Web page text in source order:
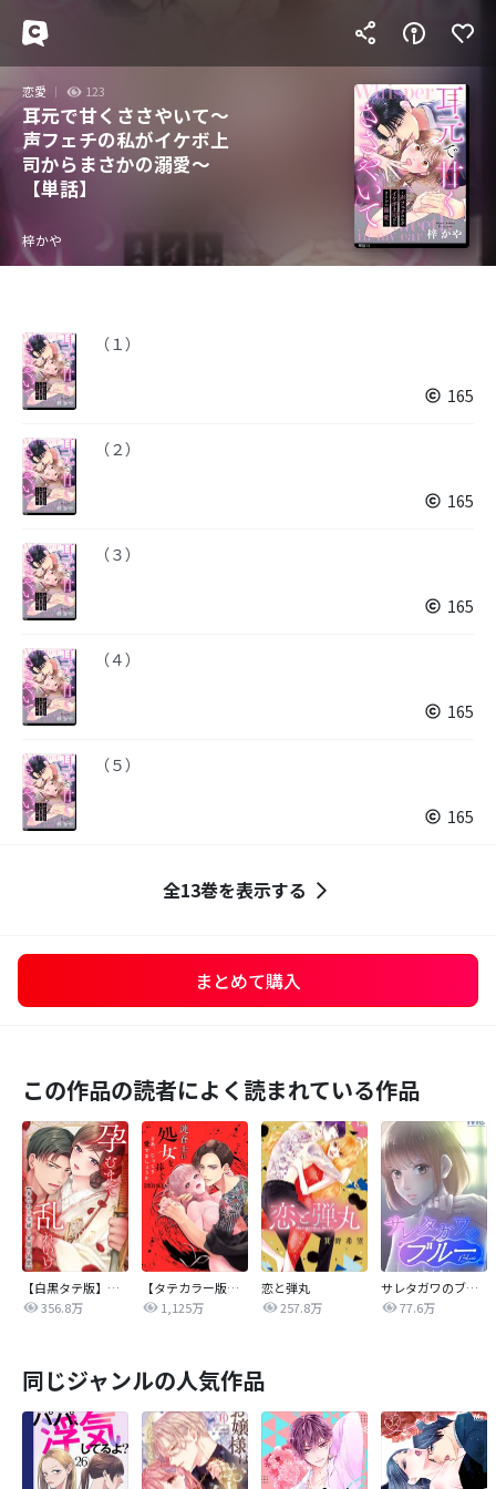
恋愛 123
耳元で甘くささやいて～
声フェチの私がイケボ上
司からまさかの溺愛～
【単話】
梓かや
（１）
165
（２）
165
（３）
165
（４）
165
（５）
165
全13巻を表示する
まとめて購入
この作品の読者によく読まれている作品
【白黒タテ版】孕むまで乱れいけ～身代わり花嫁と軍服の猛愛
356.8万
【タテカラー版】漣蒼士に処女を捧ぐ～さあ、じっくり愛でましょうか
1,125万
恋と弾丸
257.8万
サレタガワのブルー【タテヨミ】
77.6万
同じジャンルの人気作品